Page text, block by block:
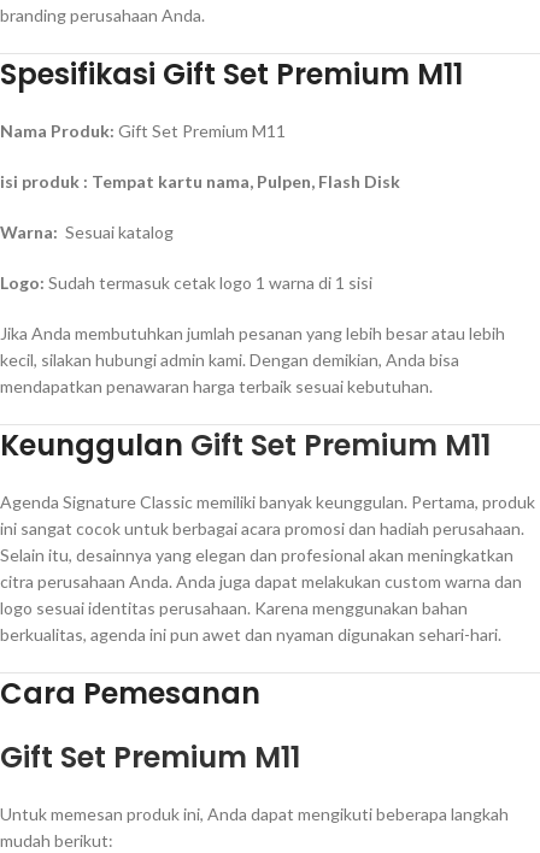
branding perusahaan Anda.
Spesifikasi Gift Set Premium M11
Nama Produk: Gift Set Premium M11
isi produk : Tempat kartu nama, Pulpen, Flash Disk
Warna: Sesuai katalog
Logo: Sudah termasuk cetak logo 1 warna di 1 sisi
Jika Anda membutuhkan jumlah pesanan yang lebih besar atau lebih
kecil, silakan hubungi admin kami. Dengan demikian, Anda bisa
mendapatkan penawaran harga terbaik sesuai kebutuhan.
Keunggulan Gift Set Premium M11
Agenda Signature Classic memiliki banyak keunggulan. Pertama, produk
ini sangat cocok untuk berbagai acara promosi dan hadiah perusahaan.
Selain itu, desainnya yang elegan dan profesional akan meningkatkan
citra perusahaan Anda. Anda juga dapat melakukan custom warna dan
logo sesuai identitas perusahaan. Karena menggunakan bahan
berkualitas, agenda ini pun awet dan nyaman digunakan sehari-hari.
Cara Pemesanan
Gift Set Premium M11
Untuk memesan produk ini, Anda dapat mengikuti beberapa langkah
mudah berikut: